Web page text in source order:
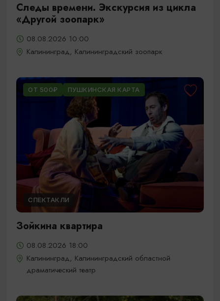
Следы времени. Экскурсия из цикла
«Другой зоопарк»
08.08.2026 10:00
Калининград, Калининградский зоопарк
ОТ 500₽ ПУШКИНСКАЯ КАРТА
СПЕКТАКЛИ
Зойкина квартира
08.08.2026 18:00
Калининград, Калининградский областной
драматический театр